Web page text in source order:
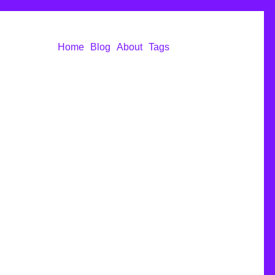
Home Blog About Tags